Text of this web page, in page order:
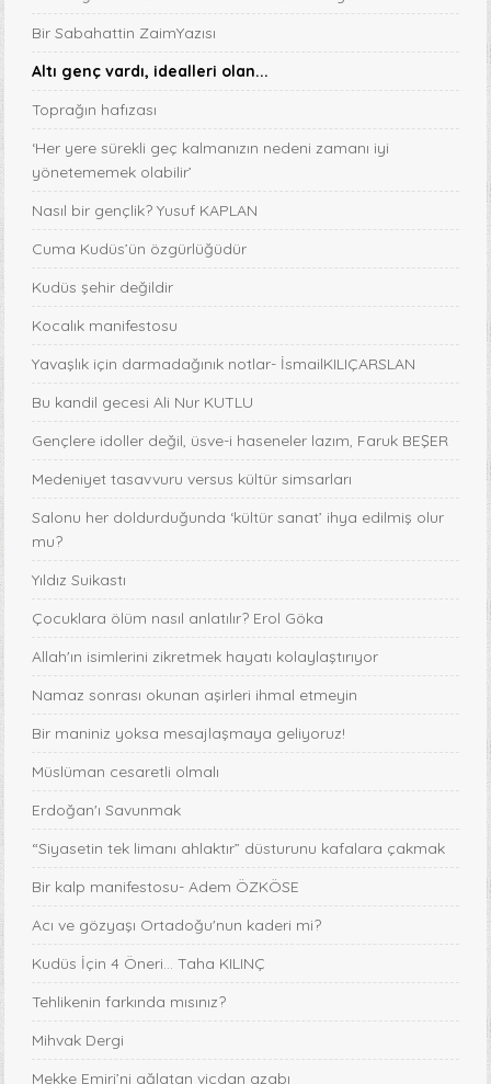
Bir Sabahattin ZaimYazısı
Altı genç vardı, idealleri olan...
Toprağın hafızası
‘Her yere sürekli geç kalmanızın nedeni zamanı iyi
yönetememek olabilir’
Nasıl bir gençlik? Yusuf KAPLAN
Cuma Kudüs’ün özgürlüğüdür
Kudüs şehir değildir
Kocalık manifestosu
Yavaşlık için darmadağınık notlar- İsmailKILIÇARSLAN
Bu kandil gecesi Ali Nur KUTLU
Gençlere idoller değil, üsve-i haseneler lazım, Faruk BEŞER
Medeniyet tasavvuru versus kültür simsarları
Salonu her doldurduğunda ‘kültür sanat’ ihya edilmiş olur
mu?
Yıldız Suikastı
Çocuklara ölüm nasıl anlatılır? Erol Göka
Allah'ın isimlerini zikretmek hayatı kolaylaştırıyor
Namaz sonrası okunan aşirleri ihmal etmeyin
Bir maniniz yoksa mesajlaşmaya geliyoruz!
Müslüman cesaretli olmalı
Erdoğan'ı Savunmak
“Siyasetin tek limanı ahlaktır” düsturunu kafalara çakmak
Bir kalp manifestosu- Adem ÖZKÖSE
Acı ve gözyaşı Ortadoğu'nun kaderi mi?
Kudüs İçin 4 Öneri... Taha KILINÇ
Tehlikenin farkında mısınız?
Mihvak Dergi
Mekke Emiri’ni ağlatan vicdan azabı